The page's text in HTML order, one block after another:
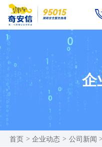
企
首页 > 企业动态 > 公司新闻 >